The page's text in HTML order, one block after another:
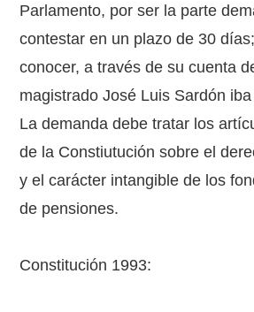
Parlamento, por ser la parte
contestar en un plazo de 30
conocer, a través de su cuenta
magistrado José Luis Sardón
La demanda debe tratar los
de la Constiutución sobre el
y el carácter intangible de los
de pensiones.
Constitución 1993: